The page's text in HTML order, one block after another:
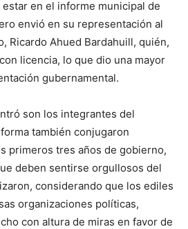
estar en el informe municipal de
envió en su representación al
Ricardo Ahued Bardahuill, quién,
licencia, lo que dio una mayor
gubernamental.
son los integrantes del
también conjugaron
primeros tres años de gobierno,
deben sentirse orgullosos del
considerando que los ediles
organizaciones políticas,
con altura de miras en favor de